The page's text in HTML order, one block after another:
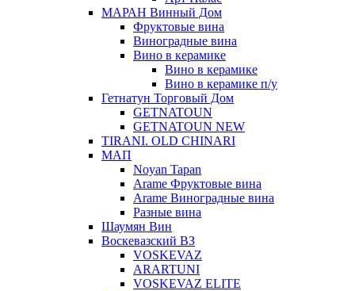
МАРАН Винный Дом
Фруктовые вина
Виноградные вина
Вино в керамике
Вино в керамике
Вино в керамике п/у
Гетнатун Торговый Дом
GETNATOUN
GETNATOUN NEW
TIRANI. OLD CHINARI
МАП
Noyan Tapan
Arame Фруктовые вина
Arame Виноградные вина
Разные вина
Шаумян Вин
Воскевазский ВЗ
VOSKEVAZ
ARARTUNI
VOSKEVAZ ELITE